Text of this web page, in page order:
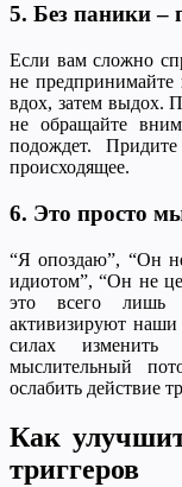
5. Без паники –
Если вам сложно
не предпринимайте
вдох, затем выдох.
не обращайте
подождет.
происходящее.
6. Это просто
“Я опоздаю”, “Он
идиотом”, “Он не
это всего лишь
активизируют
силах изменить
мыслительный
ослабить действие
Как
триггеров